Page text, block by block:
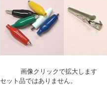
画像クリックで拡大します
セット品ではありません。